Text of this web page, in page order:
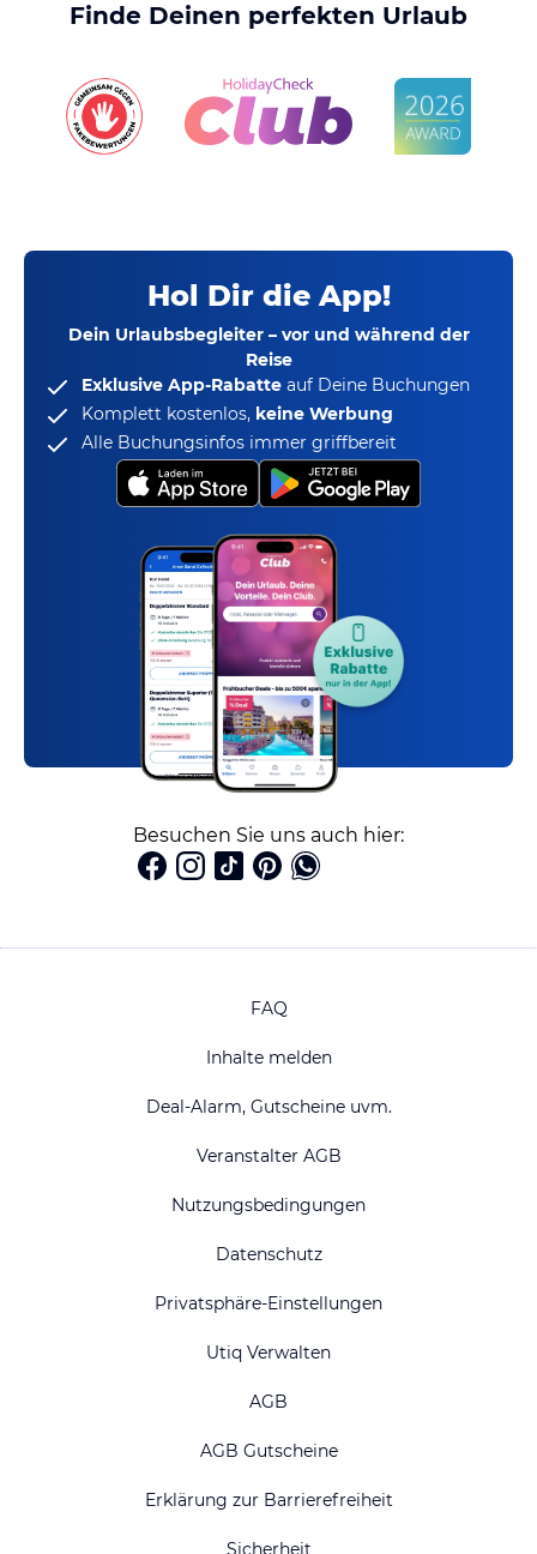
Finde Deinen perfekten Urlaub
Hol Dir die App!
Dein Urlaubsbegleiter – vor und während der
Reise
Exklusive App-Rabatte auf Deine Buchungen
Komplett kostenlos, keine Werbung
Alle Buchungsinfos immer griffbereit
Besuchen Sie uns auch hier:
FAQ
Inhalte melden
Deal-Alarm, Gutscheine uvm.
Veranstalter AGB
Nutzungsbedingungen
Datenschutz
Privatsphäre-Einstellungen
Utiq Verwalten
AGB
AGB Gutscheine
Erklärung zur Barrierefreiheit
Sicherheit